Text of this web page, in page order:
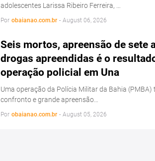
adolescentes Larissa Ribeiro Ferreira, …
Por obaianao.com.br - August 06, 2026
Seis mortos, apreensão de sete
drogas apreendidas é o
operação policial em Una
Uma operação da Polícia Militar da Bahia
confronto e grande apreensão…
Por obaianao.com.br - August 05, 2026